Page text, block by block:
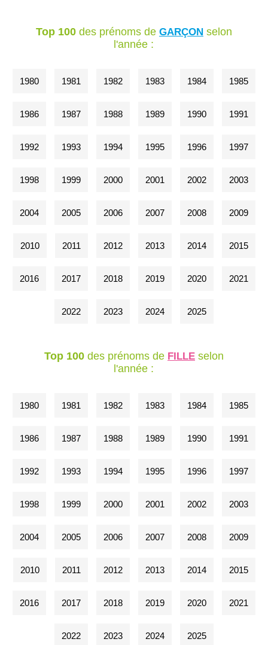
Top 100des prénoms de GARÇONselon
l'année :
1980 1981 1982 1983 1984 1985
1986 1987 1988 1989 1990 1991
1992 1993 1994 1995 1996 1997
1998 1999 2000 2001 2002 2003
2004 2005 2006 2007 2008 2009
2010 2011 2012 2013 2014 2015
2016 2017 2018 2019 2020 2021
2022 2023 2024 2025
Top 100des prénoms de FILLEselon
l'année :
1980 1981 1982 1983 1984 1985
1986 1987 1988 1989 1990 1991
1992 1993 1994 1995 1996 1997
1998 1999 2000 2001 2002 2003
2004 2005 2006 2007 2008 2009
2010 2011 2012 2013 2014 2015
2016 2017 2018 2019 2020 2021
2022 2023 2024 2025